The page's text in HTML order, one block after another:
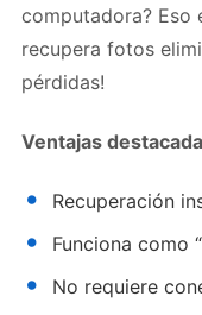
computadora? Eso
recupera fotos
pérdidas!
Ventajas
Recuperación
Funciona como
No requiere